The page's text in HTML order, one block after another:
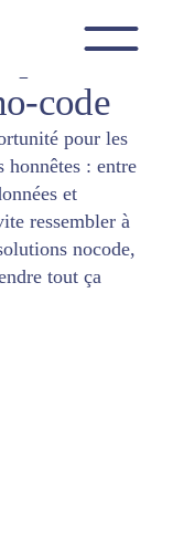
code
pour les
honnêtes : entre
et
ressembler à
nocode,
tout ça